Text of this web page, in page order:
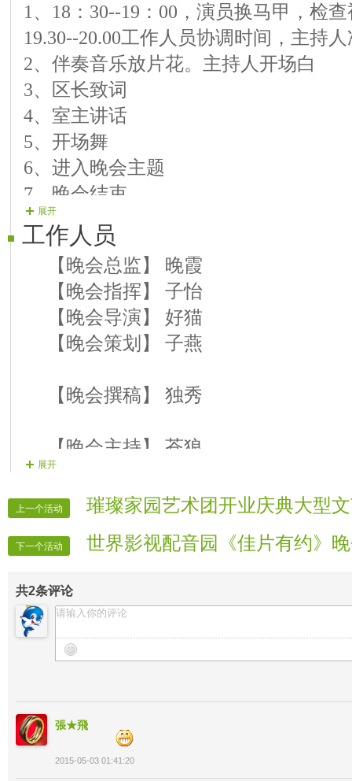
【08号演员】 雅雨 《新女人花
【09号演员】 飘扬 《最美的歌
【10号演员】 竹子 《女人如花
【11号演员】 金色阳光 《星月情
【12号演员】 紫燕 《玛尼情歌
【13号演员】 微笑 《小调情歌
【14号演员】 风歌 《伊敏河家
【15号演员】 翡翠 《人间第一
【16号演员】 月影 《我唱浏阳
【17号演员】 北风 《朋友别哭
【18号演员】 星月 《烟花三月
【19号演员】 哆唻咪 《 天天想
【20号演员】 好猫 《做你的雪
【21号演员】 如意 《向往神鹰
【22号演员】 踏雪 《心中永不
【23号演员】 感恩 《东北人》
【24号演员】 心缘 《爱的表白
【25号演员】 不离 《天路》
【27号演员】 永久 《我是一条
【28号演员】 雪滢 《爱在蒙古
1、18：30--19：00，演员换马甲，检
19.30--20.00工作人员协调时间，主持
2、伴奏音乐放片花。主持人开场白
3、区长致词
4、室主讲话
5、开场舞
6、进入晚会主题
7、晚会结束
8、主持闭幕词 结束（背景音乐《难忘
展开
工作人员
【晚会总监】 晚霞
【晚会指挥】 子怡
【晚会导演】 好猫
【晚会策划】 子燕
【晚会撰稿】 独秀
【晚会主持】 苍狼
【晚会主持】 独秀
【晚会录像】 VV时报
【晚会报道】 VV时报
【晚会广播】 微笑
【晚会片花】 燕子
【晚会片花】 子竹
【片花制作】 好猫
【晚会递麦】 踏青
【晚会护麦】 品茶
展开
上一个活动 璀璨家园艺术团开业庆典大型
下一个活动 世界影视配音园《佳片有约》
共2条评论
張★飛
2015-05-03 01:41:20